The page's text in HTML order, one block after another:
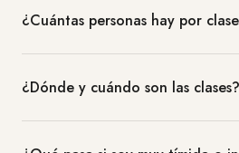
¿Cuántas personas hay por
¿Dónde y cuándo son las clases?